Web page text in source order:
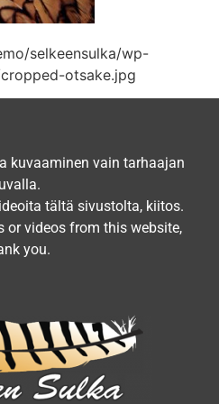
selkeensulka/wp-
otsake.jpg
kuvaaminen vain tarhaajan
luvalla.
tältä sivustolta, kiitos.
or videos from this website,
you.